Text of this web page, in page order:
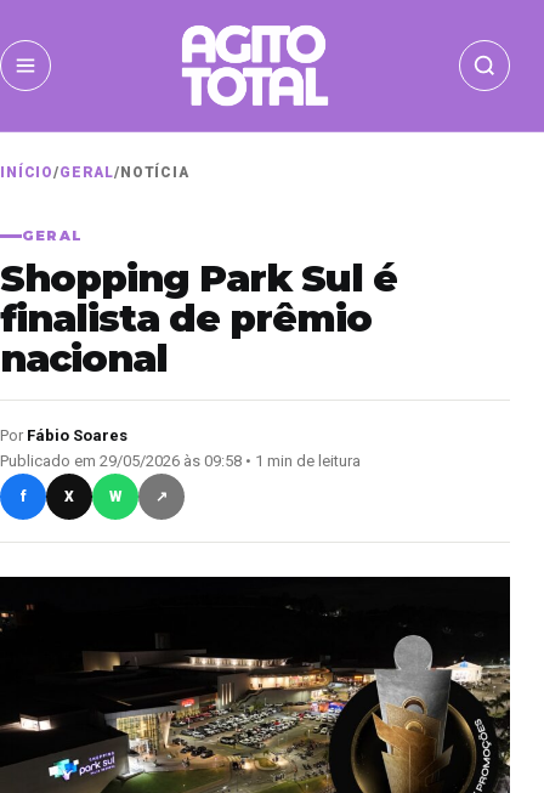
INÍCIO/GERAL/ NOTÍCIA
GERAL
Shopping Park Sul é
finalista de prêmio
nacional
Por Fábio Soares
Publicado em 29/05/2026 às 09:58 • 1 min de leitura
f X W ↗